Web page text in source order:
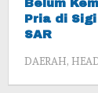
Belum
Pria di
SAR
DAERAH,